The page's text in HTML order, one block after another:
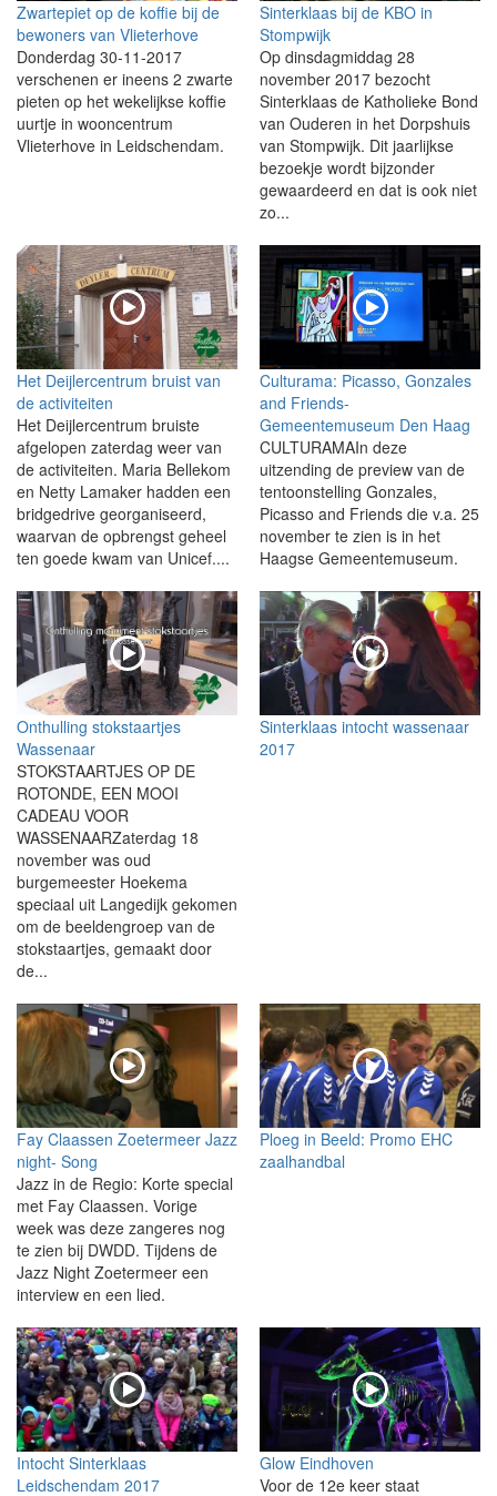
Zwartepiet op de koffie bij de
bewoners van Vlieterhove
Donderdag 30-11-2017
verschenen er ineens 2 zwarte
pieten op het wekelijkse koffie
uurtje in wooncentrum
Vlieterhove in Leidschendam.
Sinterklaas bij de KBO in
Stompwijk
Op dinsdagmiddag 28
november 2017 bezocht
Sinterklaas de Katholieke Bond
van Ouderen in het Dorpshuis
van Stompwijk. Dit jaarlijkse
bezoekje wordt bijzonder
gewaardeerd en dat is ook niet
zo...
Het Deijlercentrum bruist van
de activiteiten
Het Deijlercentrum bruiste
afgelopen zaterdag weer van
de activiteiten. Maria Bellekom
en Netty Lamaker hadden een
bridgedrive georganiseerd,
waarvan de opbrengst geheel
ten goede kwam van Unicef....
Culturama: Picasso, Gonzales
and Friends-
Gemeentemuseum Den Haag
CULTURAMAIn deze
uitzending de preview van de
tentoonstelling Gonzales,
Picasso and Friends die v.a. 25
november te zien is in het
Haagse Gemeentemuseum.
Onthulling stokstaartjes
Wassenaar
STOKSTAARTJES OP DE
ROTONDE, EEN MOOI
CADEAU VOOR
WASSENAARZaterdag 18
november was oud
burgemeester Hoekema
speciaal uit Langedijk gekomen
om de beeldengroep van de
stokstaartjes, gemaakt door
de...
Sinterklaas intocht wassenaar
2017
Fay Claassen Zoetermeer Jazz
night- Song
Jazz in de Regio: Korte special
met Fay Claassen. Vorige
week was deze zangeres nog
te zien bij DWDD. Tijdens de
Jazz Night Zoetermeer een
interview en een lied.
Ploeg in Beeld: Promo EHC
zaalhandbal
Intocht Sinterklaas
Leidschendam 2017
Glow Eindhoven
Voor de 12e keer staat